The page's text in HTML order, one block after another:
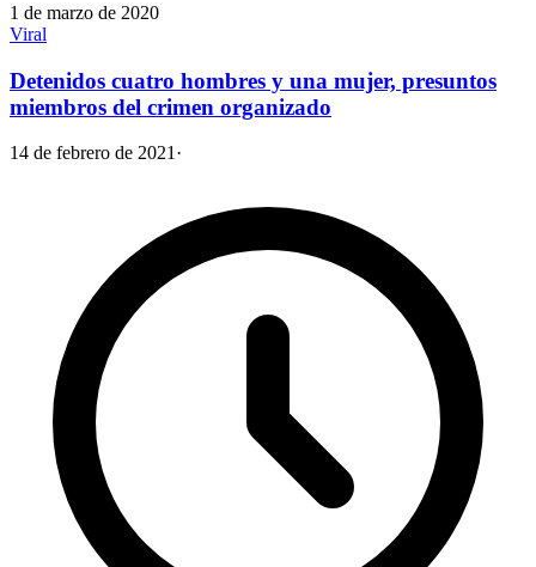
1 de marzo de 2020
Viral
Detenidos cuatro hombres y una mujer, presuntos
miembros del crimen organizado
14 de febrero de 2021 ·